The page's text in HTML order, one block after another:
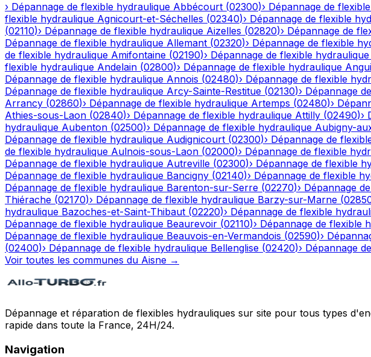
› Dépannage de flexible hydraulique Abbécourt (02300)› Dépannage de
flexible hydraulique Agnicourt-et-Séchelles (02340)› Dépannage de flexible
(02110)› Dépannage de flexible hydraulique Aizelles (02820)› Dépannage de
Dépannage de flexible hydraulique Allemant (02320)› Dépannage de flexible
de flexible hydraulique Amifontaine (02190)› Dépannage de flexible hydraulique
flexible hydraulique Andelain (02800)› Dépannage de flexible hydraulique
Dépannage de flexible hydraulique Annois (02480)› Dépannage de flexible
Dépannage de flexible hydraulique Arcy-Sainte-Restitue (02130)› Dépannage
Arrancy (02860)› Dépannage de flexible hydraulique Artemps (02480)›
Athies-sous-Laon (02840)› Dépannage de flexible hydraulique Attilly (02490)›
hydraulique Aubenton (02500)› Dépannage de flexible hydraulique Aubigny-
Dépannage de flexible hydraulique Audignicourt (02300)› Dépannage de
de flexible hydraulique Aulnois-sous-Laon (02000)› Dépannage de flexible
Dépannage de flexible hydraulique Autreville (02300)› Dépannage de flexible
Dépannage de flexible hydraulique Bancigny (02140)› Dépannage de flexible
Dépannage de flexible hydraulique Barenton-sur-Serre (02270)› Dépannage
Thiérache (02170)› Dépannage de flexible hydraulique Barzy-sur-Marne (
hydraulique Bazoches-et-Saint-Thibaut (02220)› Dépannage de flexible
Dépannage de flexible hydraulique Beaurevoir (02110)› Dépannage de flexible
Dépannage de flexible hydraulique Beauvois-en-Vermandois (02590)›
(02400)› Dépannage de flexible hydraulique Bellenglise (02420)› Dépannage
Voir toutes les communes du Aisne →
Dépannage et réparation de flexibles hydrauliques sur site pour tous types
rapide dans toute la France, 24H/24.
Navigation